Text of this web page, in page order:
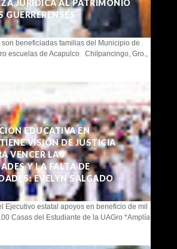
JURÍDICA AL PATRIMONIO
GUERRERENSES
son beneficiadas familias del Municipio de
escuelas de Acapulco Chilpancingo, Gro.,
EDUCATIVA EN
VISIÓN DE JUSTICIA
VENCER LAS
Y LA FALTA DE
EVELYN SALGADO
Ejecutivo estatal apoyos en beneficio de mil
Casas del Estudiante de la UAGro *Amplía